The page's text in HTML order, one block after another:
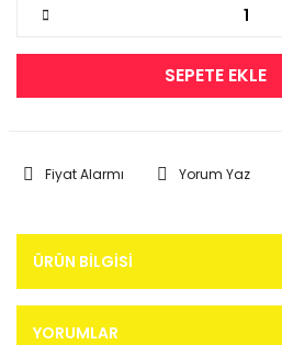
SEPETE EKLE
Fiyat Alarmı Yorum Yaz
ÜRÜN BILGISI
YORUMLAR